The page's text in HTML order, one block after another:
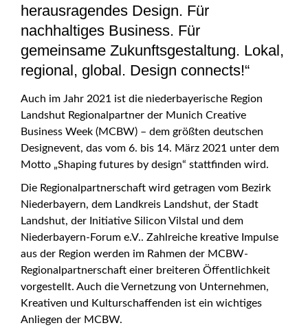
herausragendes Design. Für
nachhaltiges Business. Für
gemeinsame Zukunftsgestaltung. Lokal,
regional, global. Design connects!“
Auch im Jahr 2021 ist die niederbayerische Region
Landshut Regionalpartner der Munich Creative
Business Week (MCBW) – dem größten deutschen
Designevent, das vom 6. bis 14. März 2021 unter dem
Motto „Shaping futures by design“ stattfinden wird.
Die Regionalpartnerschaft wird getragen vom Bezirk
Niederbayern, dem Landkreis Landshut, der Stadt
Landshut, der Initiative Silicon Vilstal und dem
Niederbayern-Forum e.V.. Zahlreiche kreative Impulse
aus der Region werden im Rahmen der MCBW-
Regionalpartnerschaft einer breiteren Öffentlichkeit
vorgestellt. Auch die Vernetzung von Unternehmen,
Kreativen und Kulturschaffenden ist ein wichtiges
Anliegen der MCBW.